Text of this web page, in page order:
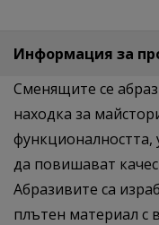
Информация за
Сменящите се
находка за
функционалността,
да повишават
Абразивите са
плътен материал с